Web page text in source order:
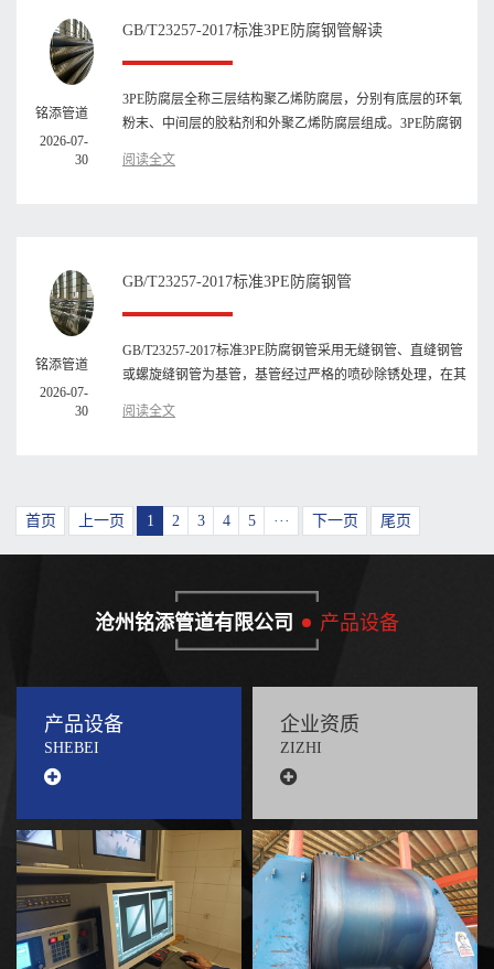
铭添管道
2026-07-
30
GB/T23257-2017标准3PE防腐钢管解读
3PE防腐层全称三层结构聚乙烯防腐层，分别有底层的环氧
粉末、中间层的胶粘剂和外聚乙烯防腐层组成。3PE防腐钢
阅读全文
铭添管道
2026-07-
30
GB/T23257-2017标准3PE防腐钢管
GB/T23257-2017标准3PE防腐钢管采用无缝钢管、直缝钢管
或螺旋缝钢管为基管，基管经过严格的喷砂除锈处理，在其
阅读全文
首页 上一页 1 2 3 4 5 ··· 下一页 尾页
沧州铭添管道有限公司 产品设备
产品设备
SHEBEI
企业资质
ZIZHI